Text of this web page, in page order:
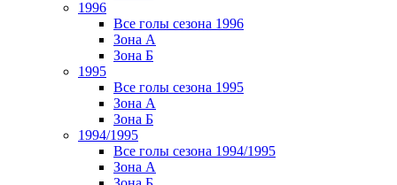
1996
Все голы сезона 1996
Зона А
Зона Б
1995
Все голы сезона 1995
Зона А
Зона Б
1994/1995
Все голы сезона 1994/1995
Зона А